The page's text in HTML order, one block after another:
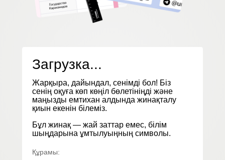
Загрузка...
Құрамы:
Жарқыра, дайындал, сенімді бол! Біз
сенің оқуға көп көңіл бөлетініңді және
маңызды емтихан алдында жинақталу
қиын екенін білеміз.
Бұл жинақ — жай заттар емес, білім
шыңдарына ұмтылуыңның символы.